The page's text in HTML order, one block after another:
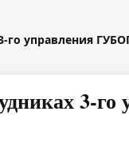
го управления